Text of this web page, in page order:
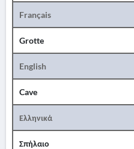
Français
Grotte
English
Cave
Ελληνικά
Σπήλαιο